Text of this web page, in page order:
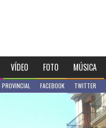
VÍDEO FOTO MÚSICA
PROVINCIAL FACEBOOK TWITTER